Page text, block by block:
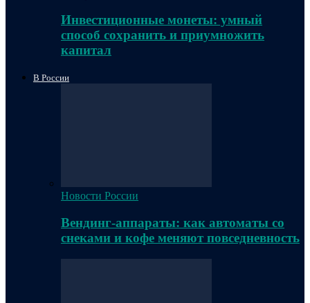
Инвестиционные монеты: умный
способ сохранить и приумножить
капитал
В России
Новости России
Вендинг-аппараты: как автоматы со
снеками и кофе меняют повседневность